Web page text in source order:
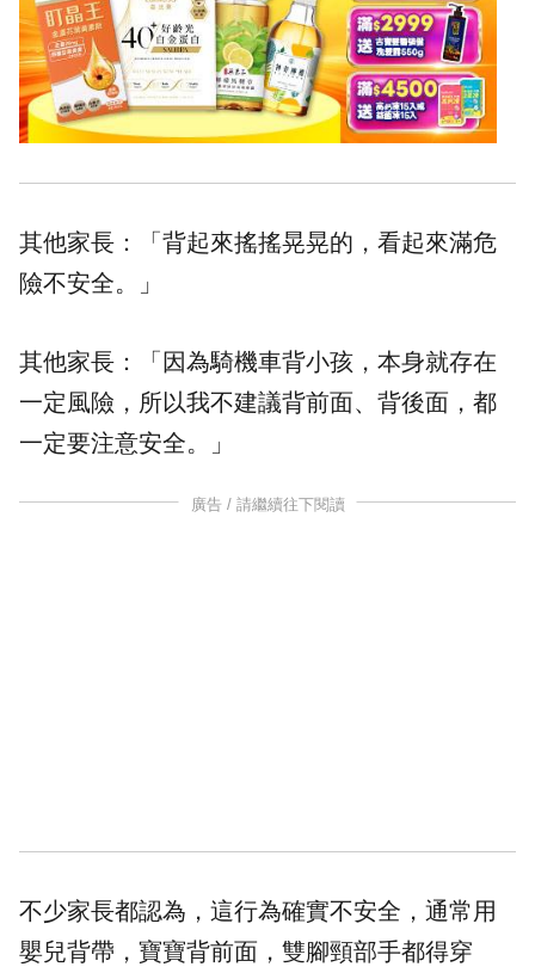
其他家長：「背起來搖搖晃晃的，看起來滿危
險不安全。」
其他家長：「因為騎機車背小孩，本身就存在
一定風險，所以我不建議背前面、背後面，都
一定要注意安全。」
廣告 / 請繼續往下閱讀
不少家長都認為，這行為確實不安全，通常用
嬰兒背帶，寶寶背前面，雙腳頸部手都得穿